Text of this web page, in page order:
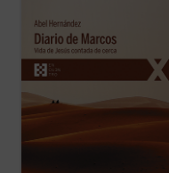
maestría como cronista para dar color y
vida a la historia de Jesús de Nazaret, que
es «contada de cerca» por un aún joven e
inexperto evangelista Marcos, a quien
Jesús le encarga, nada más conocerle ...
(ver ficha)